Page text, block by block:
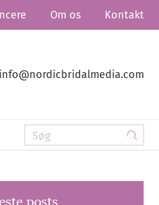
Om os Kontakt
info@nordicbridalmedia.com
posts